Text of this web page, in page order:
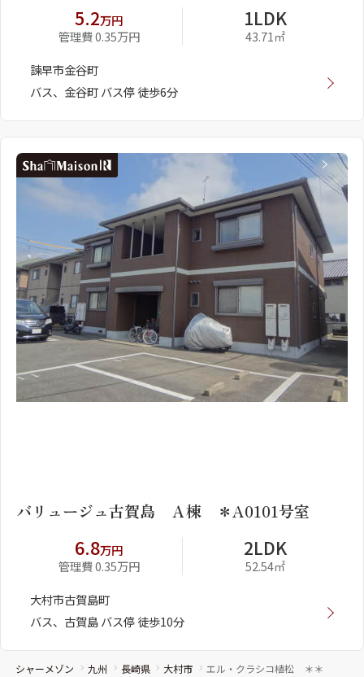
5.2万円
管理費 0.35万円
1LDK
43.71㎡
諫早市金谷町
バス、金谷町 バス停 徒歩6分
バリュージュ古賀島 Ａ棟 ＊A0101号室
6.8万円
管理費 0.35万円
2LDK
52.54㎡
大村市古賀島町
バス、古賀島 バス停 徒歩10分
シャーメゾン 九州 長崎県 大村市 エル・クラシコ植松 ＊＊